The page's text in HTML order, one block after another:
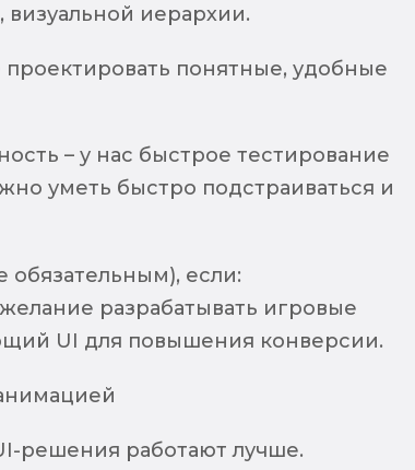
иерархии.
проектировать понятные, удобные
– у нас быстрое тестирование
уметь быстро подстраиваться и
обязательным), если:
разрабатывать игровые
UI для повышения конверсии.
решения работают лучше.